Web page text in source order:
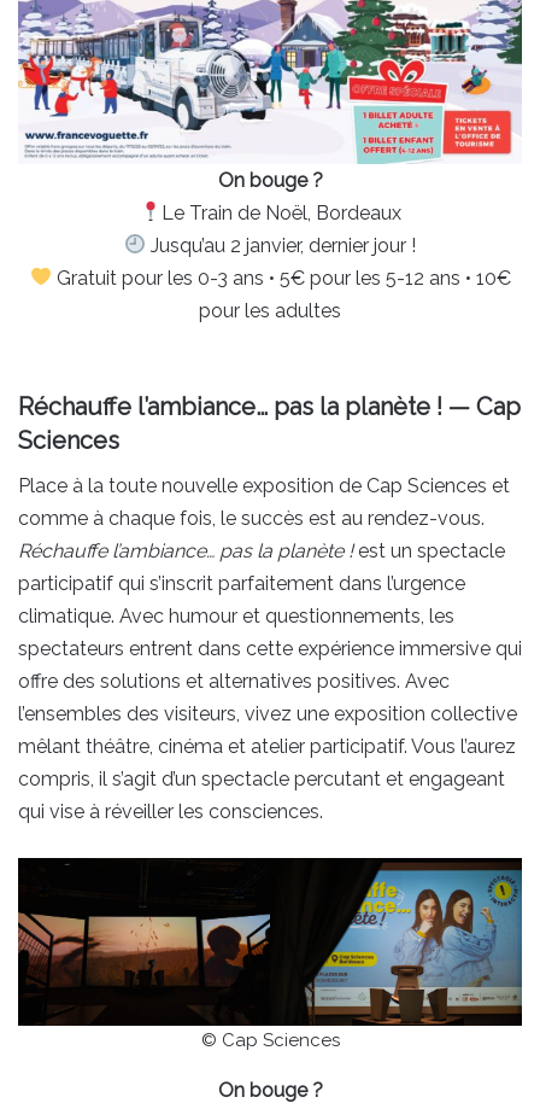
On bouge ?
Le Train de Noël, Bordeaux
Jusqu’au 2 janvier, dernier jour !
Gratuit pour les 0-3 ans • 5€ pour les 5-12 ans • 10€
pour les adultes
Réchauffe l’ambiance… pas la planète ! — Cap
Sciences
Place à la toute nouvelle exposition de Cap Sciences et
comme à chaque fois, le succès est au rendez-vous.
Réchauffe l’ambiance… pas la planète !est un spectacle
participatif qui s’inscrit parfaitement dans l’urgence
climatique. Avec humour et questionnements, les
spectateurs entrent dans cette expérience immersive qui
offre des solutions et alternatives positives. Avec
l’ensembles des visiteurs, vivez une exposition collective
mêlant théâtre, cinéma et atelier participatif. Vous l’aurez
compris, il s’agit d’un spectacle percutant et engageant
qui vise à réveiller les consciences.
© Cap Sciences
On bouge ?